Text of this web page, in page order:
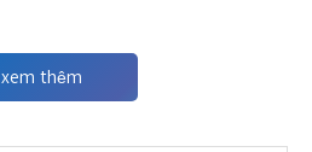
xem thêm